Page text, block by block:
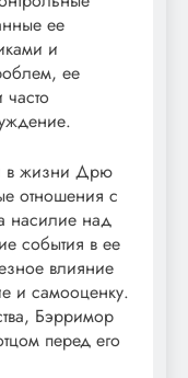
ее
и
ее
в жизни Дрю
отношения с
насилие над
события в ее
влияние
и самооценку.
Бэрримор
перед его